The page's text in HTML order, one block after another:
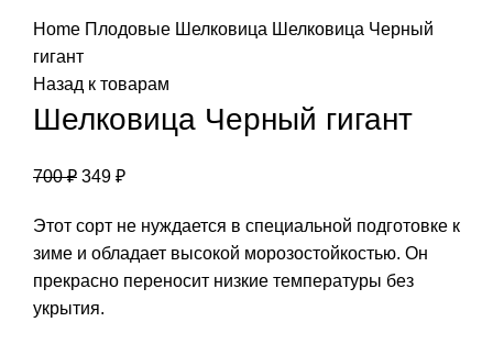
Home Плодовые Шелковица Шелковица Черный
гигант
Назад к товарам
Шелковица Черный гигант
700₽ 349 ₽
Этот сорт не нуждается в специальной подготовке к
зиме и обладает высокой морозостойкостью. Он
прекрасно переносит низкие температуры без
укрытия.